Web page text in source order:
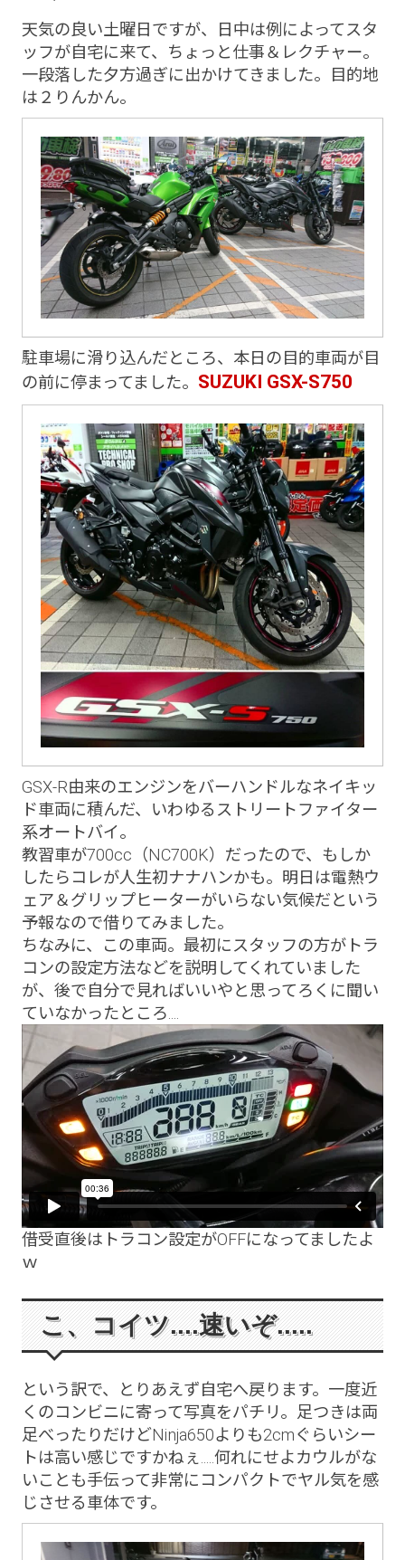
天気の良い土曜日ですが、日中は例によってスタ
ッフが自宅に来て、ちょっと仕事＆レクチャー。
一段落した夕方過ぎに出かけてきました。目的地
は２りんかん。
駐車場に滑り込んだところ、本日の目的車両が目
の前に停まってました。 SUZUKI GSX-S750
GSX-R由来のエンジンをバーハンドルなネイキッ
ド車両に積んだ、いわゆるストリートファイター
系オートバイ。
教習車が700cc（NC700K）だったので、もしか
したらコレが人生初ナナハンかも。明日は電熱ウ
ェア＆グリップヒーターがいらない気候だという
予報なので借りてみました。
ちなみに、この車両。最初にスタッフの方がトラ
コンの設定方法などを説明してくれていました
が、後で自分で見ればいいやと思ってろくに聞い
ていなかったところ....
借受直後はトラコン設定がOFFになってましたよ
ｗ
こ、コイツ....速いぞ.....
という訳で、とりあえず自宅へ戻ります。一度近
くのコンビニに寄って写真をパチリ。足つきは両
足べったりだけどNinja650よりも2cmぐらいシー
トは高い感じですかねぇ.....何れにせよカウルがな
いことも手伝って非常にコンパクトでヤル気を感
じさせる車体です。